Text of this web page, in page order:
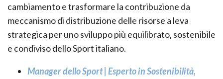
cambiamento e trasformare la contribuzione da
meccanismo di distribuzione delle risorse a leva
strategica per uno sviluppo più equilibrato, sostenibile
e condiviso dello Sport italiano.
Manager dello Sport | Esperto in Sostenibilità,